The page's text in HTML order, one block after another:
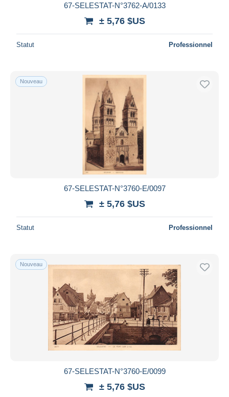
67-SELESTAT-N°3762-A/0133
± 5,76 $US
Statut Professionnel
Nouveau
67-SELESTAT-N°3760-E/0097
± 5,76 $US
Statut Professionnel
Nouveau
67-SELESTAT-N°3760-E/0099
± 5,76 $US